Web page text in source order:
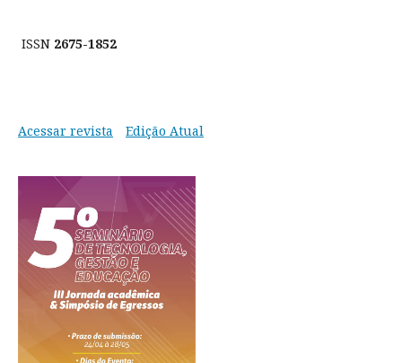
ISSN 2675-1852
Acessar revista Edição Atual